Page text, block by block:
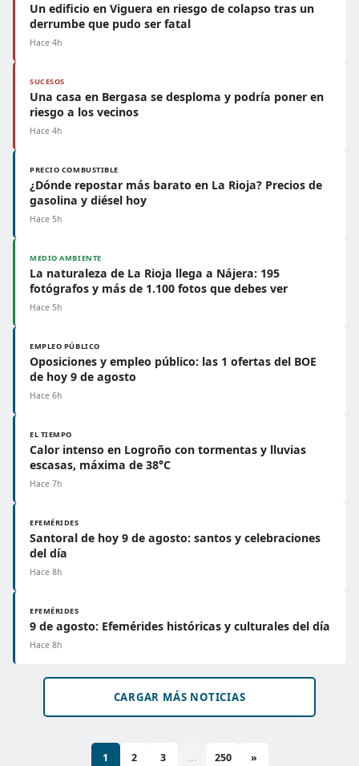
Un edificio en Viguera en riesgo de colapso tras un
derrumbe que pudo ser fatal
Hace 4h
SUCESOS
Una casa en Bergasa se desploma y podría poner en
riesgo a los vecinos
Hace 4h
PRECIO COMBUSTIBLE
¿Dónde repostar más barato en La Rioja? Precios de
gasolina y diésel hoy
Hace 5h
MEDIO AMBIENTE
La naturaleza de La Rioja llega a Nájera: 195
fotógrafos y más de 1.100 fotos que debes ver
Hace 5h
EMPLEO PÚBLICO
Oposiciones y empleo público: las 1 ofertas del BOE
de hoy 9 de agosto
Hace 6h
EL TIEMPO
Calor intenso en Logroño con tormentas y lluvias
escasas, máxima de 38°C
Hace 7h
EFEMÉRIDES
Santoral de hoy 9 de agosto: santos y celebraciones
del día
Hace 8h
EFEMÉRIDES
9 de agosto: Efemérides históricas y culturales del día
Hace 8h
CARGAR MÁS NOTICIAS
1 2 3 ... 250 »